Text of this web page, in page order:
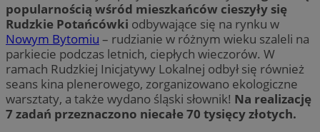
popularnością wśród mieszkańców cieszyły się
Rudzkie Potańcówki odbywające się na rynku w
Nowym Bytomiu – rudzianie w różnym wieku szaleli na
parkiecie podczas letnich, ciepłych wieczorów. W
ramach Rudzkiej Inicjatywy Lokalnej odbył się również
seans kina plenerowego, zorganizowano ekologiczne
warsztaty, a także wydano śląski słownik! Na realizację
7 zadań przeznaczono niecałe 70 tysięcy złotych.